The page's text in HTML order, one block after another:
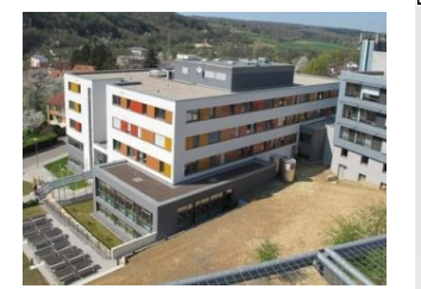
JUGEND/BILDUNG